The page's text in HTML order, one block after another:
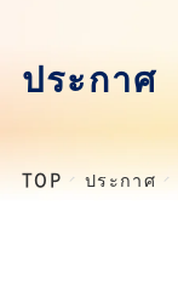
ประกาศ
TOP ประกาศ